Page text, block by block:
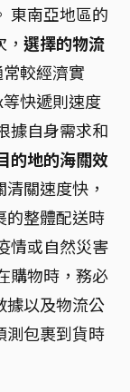
東南亞地區的
選擇的物流
較經濟實
快遞則速度
據自身需求和
的地的海關效
關速度快，
的整體配送時
情或自然災害
購物時，務必
據以及物流公
測包裹到貨時